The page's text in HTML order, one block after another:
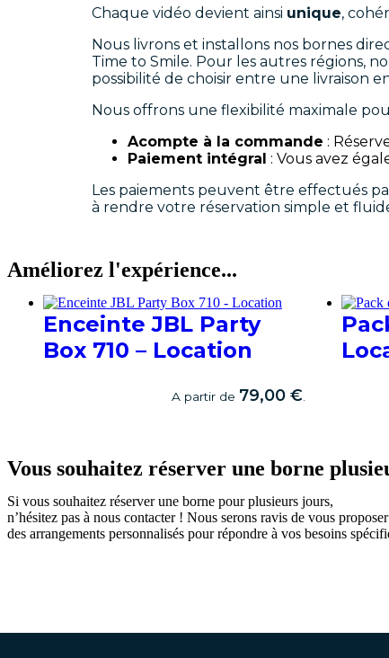
Chaque vidéo devient ainsi unique,
Nous livrons et installons nos bornes
Time to Smile. Pour les autres régions,
possibilité de choisir entre une livraison
Nous offrons une flexibilité maximale
Acompte à la commande :
Paiement intégral : Vous avez
Les paiements peuvent être effectués
à rendre votre réservation simple et
Améliorez l'expérience...
Enceinte JBL Party
Box 710 – Location
A partir de 79,00 €
Vous souhaitez réserver une borne
Si vous souhaitez réserver une borne pour plusieurs jours,
n’hésitez pas à nous contacter ! Nous serons ravis de vous proposer
des arrangements personnalisés pour répondre à vos besoins